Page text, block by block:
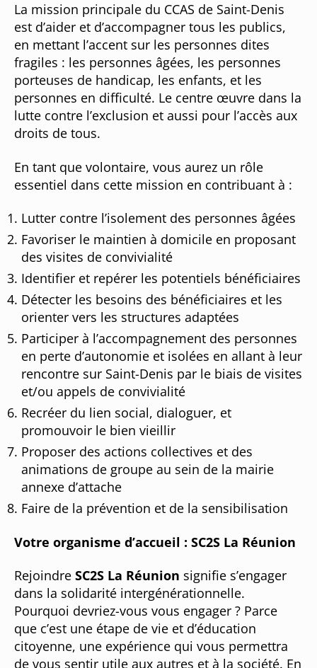
La mission principale du CCAS de Saint-Denis
est d’aider et d’accompagner tous les publics,
en mettant l’accent sur les personnes dites
fragiles : les personnes âgées, les personnes
porteuses de handicap, les enfants, et les
personnes en difficulté. Le centre œuvre dans la
lutte contre l’exclusion et aussi pour l’accès aux
droits de tous.
En tant que volontaire, vous aurez un rôle
essentiel dans cette mission en contribuant à :
Lutter contre l’isolement des personnes âgées
Favoriser le maintien à domicile en proposant
des visites de convivialité
Identifier et repérer les potentiels bénéficiaires
Détecter les besoins des bénéficiaires et les
orienter vers les structures adaptées
Participer à l’accompagnement des personnes
en perte d’autonomie et isolées en allant à leur
rencontre sur Saint-Denis par le biais de visites
et/ou appels de convivialité
Recréer du lien social, dialoguer, et
promouvoir le bien vieillir
Proposer des actions collectives et des
animations de groupe au sein de la mairie
annexe d’attache
Faire de la prévention et de la sensibilisation
Votre organisme d’accueil : SC2S La Réunion
Rejoindre SC2S La Réunion signifie s’engager
dans la solidarité intergénérationnelle.
Pourquoi devriez-vous vous engager ? Parce
que c’est une étape de vie et d’éducation
citoyenne, une expérience qui vous permettra
de vous sentir utile aux autres et à la société. En